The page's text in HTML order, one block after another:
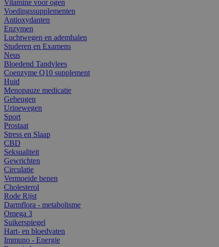
Vitamine voor ogen
Voedingssupplementen
Antioxydanten
Enzymen
Luchtwegen en ademhalen
Studeren en Examens
Neus
Bloedend Tandvlees
Coenzyme Q10 supplement
Huid
Menopauze medicatie
Geheugen
Urinewegen
Sport
Prostaat
Stress en Slaap
CBD
Seksualiteit
Gewrichten
Circulatie
Vermoeide benen
Cholesterol
Rode Rijst
Darmflora - metabolisme
Omega 3
Suikerspiegel
Hart- en bloedvaten
Immuno - Energie